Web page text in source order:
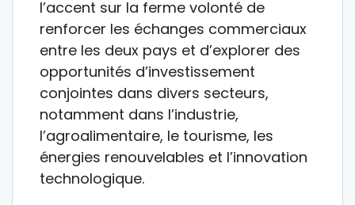
l’accent sur la ferme volonté de
renforcer les échanges commerciaux
entre les deux pays et d’explorer des
opportunités d’investissement
conjointes dans divers secteurs,
notamment dans l’industrie,
l’agroalimentaire, le tourisme, les
énergies renouvelables et l’innovation
technologique.